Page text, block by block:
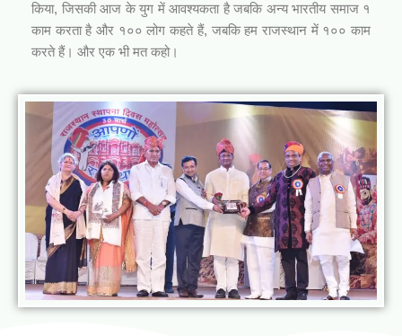
किया, जिसकी आज के युग में आवश्यकता है जबकि अन्य भारतीय समाज १
काम करता है और १०० लोग कहते हैं, जबकि हम राजस्थान में १०० काम
करते हैं। और एक भी मत कहो।